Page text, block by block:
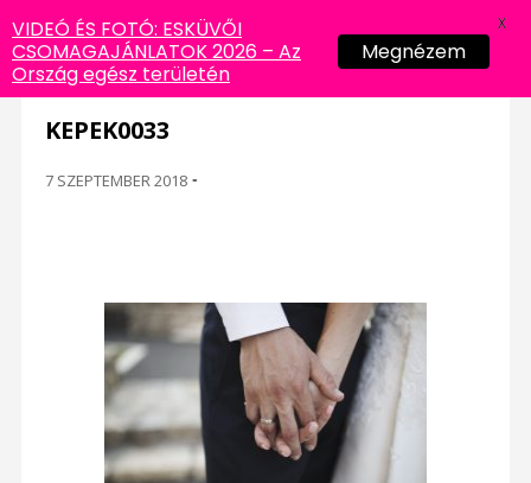
KEPEK0033
7 SZEPTEMBER 2018 -
VIDEÓ ÉS FOTÓ: ESKÜVŐI
CSOMAGAJÁNLATOK 2026 – Az
Ország egész területén
Megnézem
X